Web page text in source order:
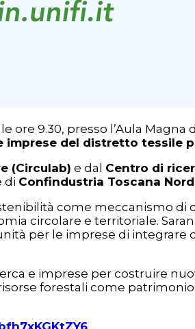
ore 9.30, presso l’Aula
del distretto tessile
(Circulab) e dal Centro di
di Confindustria Toscana Nord
come meccanismo
circolare e territoriale.
per le imprese di
e imprese per costruire
forestali come